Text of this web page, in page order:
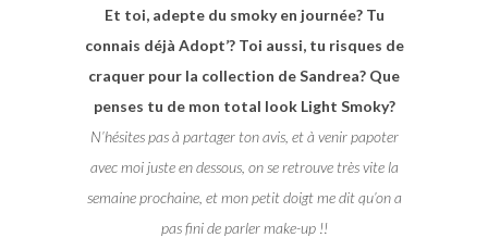
Et toi, adepte du smoky en journée? Tu
connais déjà Adopt’? Toi aussi, tu risques de
craquer pour la collection de Sandrea? Que
penses tu de mon total look Light Smoky?
N’hésites pas à partager ton avis, et à venir papoter
avec moi juste en dessous, on se retrouve très vite la
semaine prochaine, et mon petit doigt me dit qu’on a
pas fini de parler make-up !!